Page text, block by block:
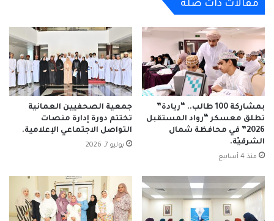
مقالات ذات صلة
بمشاركة 100 طالب.. “ريادة”
تطلق معسكر “رواد المستقبل
2026” في محافظة شمال
الشرقيّة.
منذ 4 أسابيع
جمعية الصحفيين العمانية
تختتم دورة إدارة منصات
التواصل الاجتماعي الإعلامية.
يوليو 7, 2026